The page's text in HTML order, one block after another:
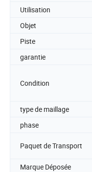
Utilisation
Objet
Piste
garantie
Condition
type de maillage
phase
Paquet de Transport
Marque Déposée